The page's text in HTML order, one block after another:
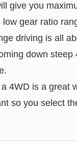
give you
low gear ratio
driving is all
down
4WD is a great
so you select